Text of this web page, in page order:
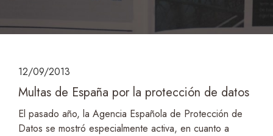
12/09/2013
Multas de España por la protección de datos
El pasado año, la Agencia Española de Protección de
Datos se mostró especialmente activa, en cuanto a